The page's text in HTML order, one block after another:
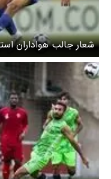
شعار جالب هواداران